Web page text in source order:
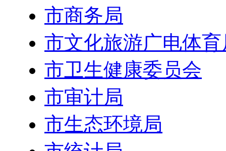
市商务局
市文化旅游广电体育
市卫生健康委员会
市审计局
市生态环境局